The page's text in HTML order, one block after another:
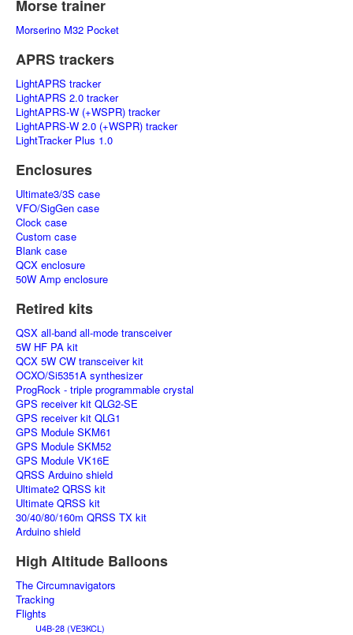
Morse trainer
Morserino M32 Pocket
APRS trackers
LightAPRS tracker
LightAPRS 2.0 tracker
LightAPRS-W (+WSPR) tracker
LightAPRS-W 2.0 (+WSPR) tracker
LightTracker Plus 1.0
Enclosures
Ultimate3/3S case
VFO/SigGen case
Clock case
Custom case
Blank case
QCX enclosure
50W Amp enclosure
Retired kits
QSX all-band all-mode transceiver
5W HF PA kit
QCX 5W CW transceiver kit
OCXO/Si5351A synthesizer
ProgRock - triple programmable crystal
GPS receiver kit QLG2-SE
GPS receiver kit QLG1
GPS Module SKM61
GPS Module SKM52
GPS Module VK16E
QRSS Arduino shield
Ultimate2 QRSS kit
Ultimate QRSS kit
30/40/80/160m QRSS TX kit
Arduino shield
High Altitude Balloons
The Circumnavigators
Tracking
Flights
U4B-28 (VE3KCL)